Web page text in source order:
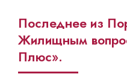
Последнее из
Жилищным
Плюс».